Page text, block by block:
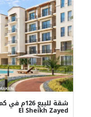
El Sheikh Zayed